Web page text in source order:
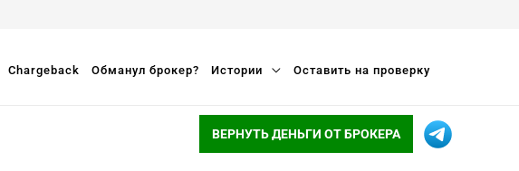
Chargeback Обманул брокер? Истории Оставить на проверку
ВЕРНУТЬ ДЕНЬГИ ОТ БРОКЕРА